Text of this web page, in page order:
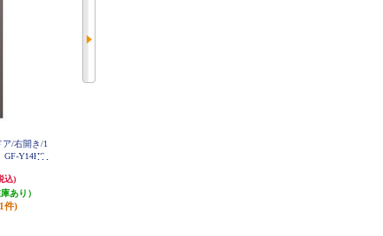
/右開き/1
Y14HS-
込)
あり）
件)